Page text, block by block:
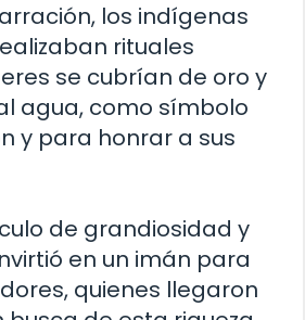
los indígenas
rituales
se cubrían de oro y
agua, como símbolo
y para honrar a sus
de grandiosidad y
en un imán para
quienes llegaron